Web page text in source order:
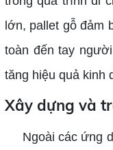
lớn, pallet gỗ đảm
toàn đến tay
tăng hiệu quả kinh
Xây dựng và
Ngoài các ứng